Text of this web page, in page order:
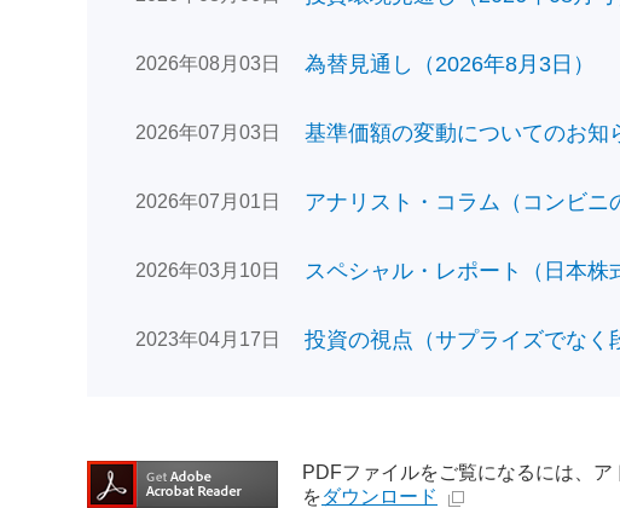
2026年08月03日 為替見通し（2026年8月3日）
2026年07月03日 基準価額の変動についてのお知
2026年07月01日 アナリスト・コラム（コンビニ
2026年03月10日 スペシャル・レポート（日本株
2023年04月17日 投資の視点（サプライズでなく
PDFファイルをご覧になるには、
をダウンロード